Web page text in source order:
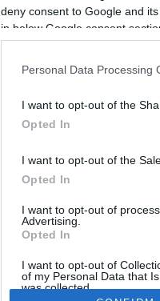
deny consent to Google and
in below Google consent
Personal Data Processing
I want to opt-out of the
Opted In
I want to opt-out of the
Opted In
I want to opt-out of
Advertising.
Opted In
I want to opt-out of
of my Personal Data that
was collected.